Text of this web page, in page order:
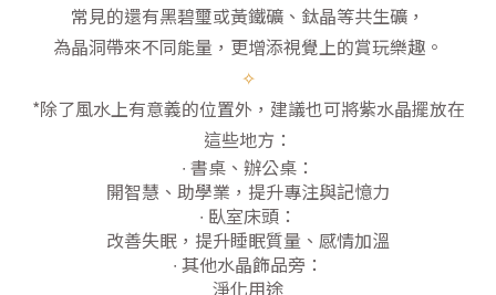
常見的還有黑碧璽或黃鐵礦、鈦晶等共生礦，
為晶洞帶來不同能量，更增添視覺上的賞玩樂趣。
✧
*除了風水上有意義的位置外，建議也可將紫水晶擺放在
這些地方：
∙ 書桌、辦公桌：
開智慧、助學業，提升專注與記憶力
∙ 臥室床頭：
改善失眠，提升睡眠質量、感情加溫
∙ 其他水晶飾品旁：
淨化用途